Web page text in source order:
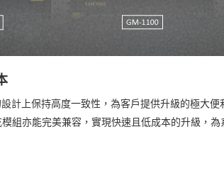
計上保持高度一致性，為客戶提供升級的極大
組亦能完美兼容，實現快速且低成本的升級，為